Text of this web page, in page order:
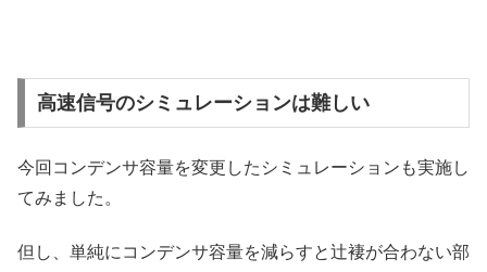
高速信号のシミュレーションは難しい
今回コンデンサ容量を変更したシミュレーションも実施し
てみました。
但し、単純にコンデンサ容量を減らすと辻褄が合わない部